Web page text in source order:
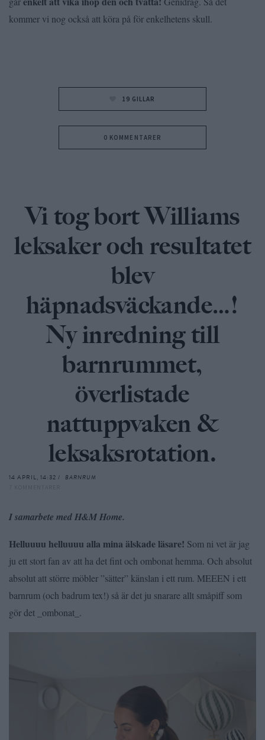
kommer vi nog också att köra på för enkelhetens skull.
19 GILLAR
0 KOMMENTARER
Vi tog bort Williams
leksaker och resultatet
blev
häpnadsväckande…!
Ny inredning till
barnrummet,
överlistade
nattuppvaken &
leksaksrotation.
14 APRIL, 14:32 / BARNRUM
I samarbete med H&M Home.
Helluuuu helluuuu alla mina älskade läsare! Som ni vet är jag
ju ett stort fan av att ha det fint och ombonat hemma. Och absolut
absolut att större möbler ”sätter” känslan i ett rum. MEEEN i ett
barnrum (och badrum tex!) så är det ju snarare allt småpiff som
gör det _ombonat_.